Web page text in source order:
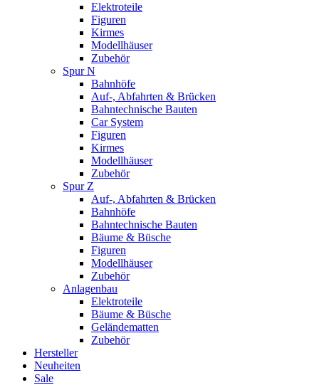
Elektroteile
Figuren
Kirmes
Modellhäuser
Zubehör
Spur N
Bahnhöfe
Auf-, Abfahrten & Brücken
Bahntechnische Bauten
Car System
Figuren
Kirmes
Modellhäuser
Zubehör
Spur Z
Auf-, Abfahrten & Brücken
Bahnhöfe
Bahntechnische Bauten
Bäume & Büsche
Figuren
Modellhäuser
Zubehör
Anlagenbau
Elektroteile
Bäume & Büsche
Geländematten
Zubehör
Hersteller
Neuheiten
Sale